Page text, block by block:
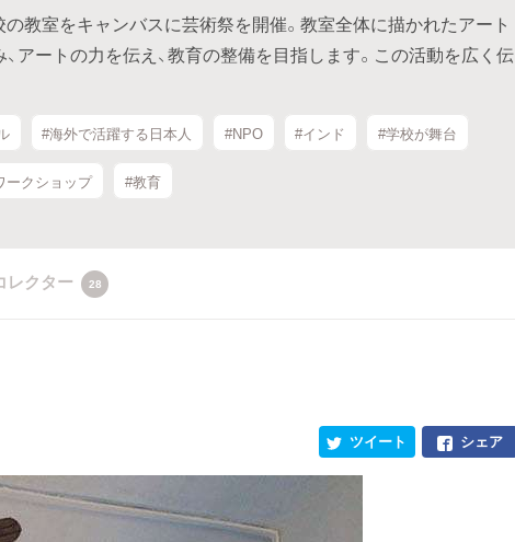
教室をキャンバスに芸術祭を開催。教室全体に描かれたアート
アートの力を伝え、教育の整備を目指します。この活動を広く伝
#海外で活躍する日本人 #NPO #インド #学校が舞台
ークショップ #教育
レクター 28
シェア
ツイート